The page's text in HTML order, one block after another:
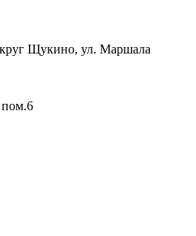
Щукино, ул. Маршала
пом.6